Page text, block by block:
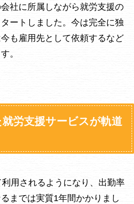
社に所属しながら就労支援の
ートしました。今は完全に独
も雇用先として依頼するなど
。
労支援サービスが軌道
用されるようになり、出勤率
までは実質1年間かかりまし